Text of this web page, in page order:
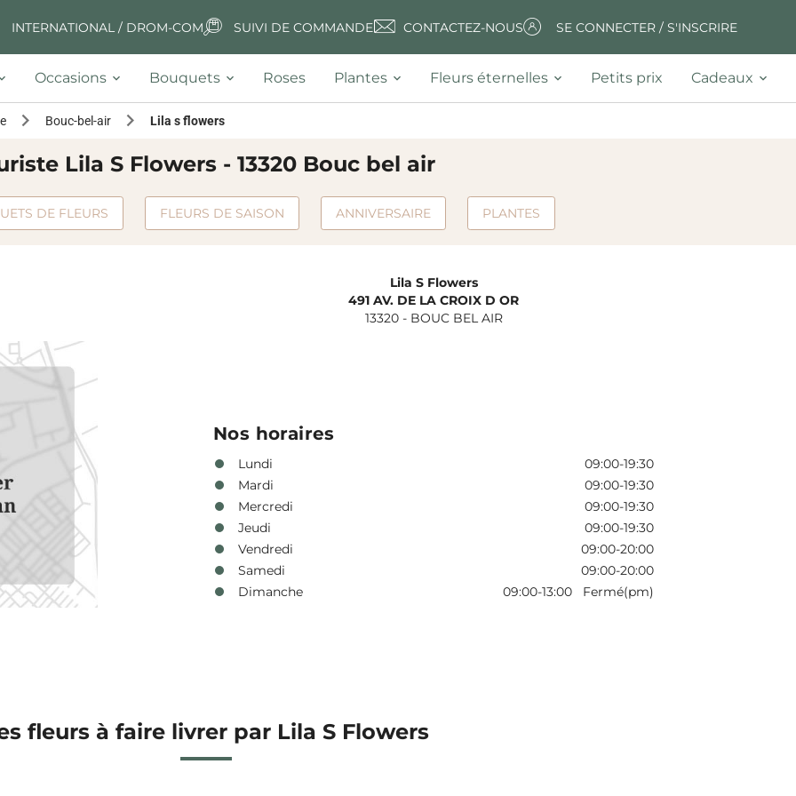
INTERNATIONAL / DROM-COM SUIVI DE COMMANDE CONTACTEZ-NOUS SE CONNECTER / S'INSCRIRE
Occasions Bouquets Roses Plantes Fleurs éternelles Petits prix Cadeaux
Bouc-bel-air Lila s flowers
Lila S Flowers - 13320 Bouc bel air
DE FLEURS FLEURS DE SAISON ANNIVERSAIRE PLANTES
Lila S Flowers
491 AV. DE LA CROIX D OR
13320- BOUC BEL AIR
Nos horaires
Lundi
09:00-19:30
Mardi
09:00-19:30
Mercredi
09:00-19:30
Jeudi
09:00-19:30
Vendredi
09:00-20:00
Samedi
09:00-20:00
Dimanche
09:00-13:00 Fermé(pm)
fleurs à faire livrer par Lila S Flowers